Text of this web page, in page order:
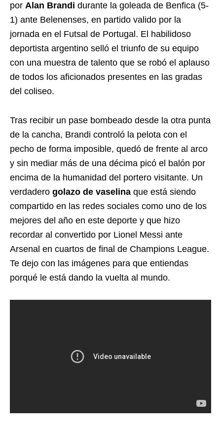
por Alan Brandi durante la goleada de Benfica (5-
1) ante Belenenses, en partido valido por la
jornada en el Futsal de Portugal. El habilidoso
deportista argentino selló el triunfo de su equipo
con una muestra de talento que se robó el aplauso
de todos los aficionados presentes en las gradas
del coliseo.
Tras recibir un pase bombeado desde la otra punta
de la cancha, Brandi controló la pelota con el
pecho de forma imposible, quedó de frente al arco
y sin mediar más de una décima picó el balón por
encima de la humanidad del portero visitante. Un
verdadero golazo de vaselina que está siendo
compartido en las redes sociales como uno de los
mejores del año en este deporte y que hizo
recordar al convertido por Lionel Messi ante
Arsenal en cuartos de final de Champions League.
Te dejo con las imágenes para que entiendas
porqué le está dando la vuelta al mundo.